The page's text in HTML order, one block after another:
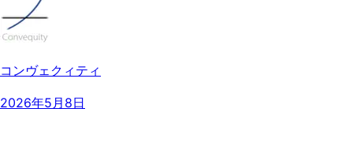
コンヴェクィティ
2026年5月8日